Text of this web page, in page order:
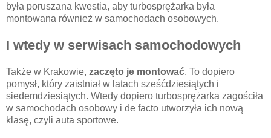
była poruszana kwestia, aby turbosprężarka była
montowana również w samochodach osobowych.
I wtedy w serwisach samochodowych
Także w Krakowie, zaczęto je montować. To dopiero
pomysł, który zaistniał w latach sześćdziesiątych i
siedemdziesiątych. Wtedy dopiero turbosprężarka zagościła
w samochodach osobowy i de facto utworzyła ich nową
klasę, czyli auta sportowe.